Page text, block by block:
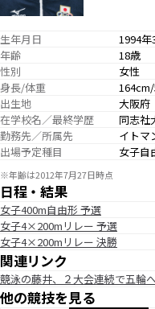
生年月日
1994年
年齢
18歳
性別
女性
身長/体重
出生地
大阪府
在学校名／最終学歴
同志社
勤務先／所属先
イトマ
出場予定種目
女子自
※年齢は2012年7月27日時点
日程・結果
女子400m自由形 予選
女子4×200mリレー 予選
女子4×200mリレー 決勝
関連リンク
競泳の藤井、２大会連続で五輪
他の競技を見る